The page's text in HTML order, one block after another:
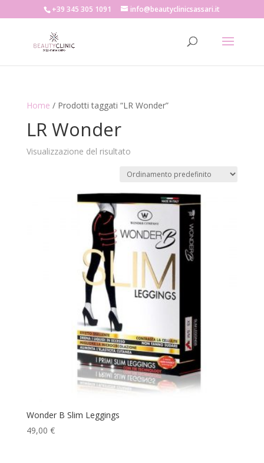
+39 345 305 1091 info@beautyclinicsassari.it
Home / Prodotti taggati “LR Wonder”
LR Wonder
Visualizzazione del risultato
Wonder B Slim Leggings
49,00 €